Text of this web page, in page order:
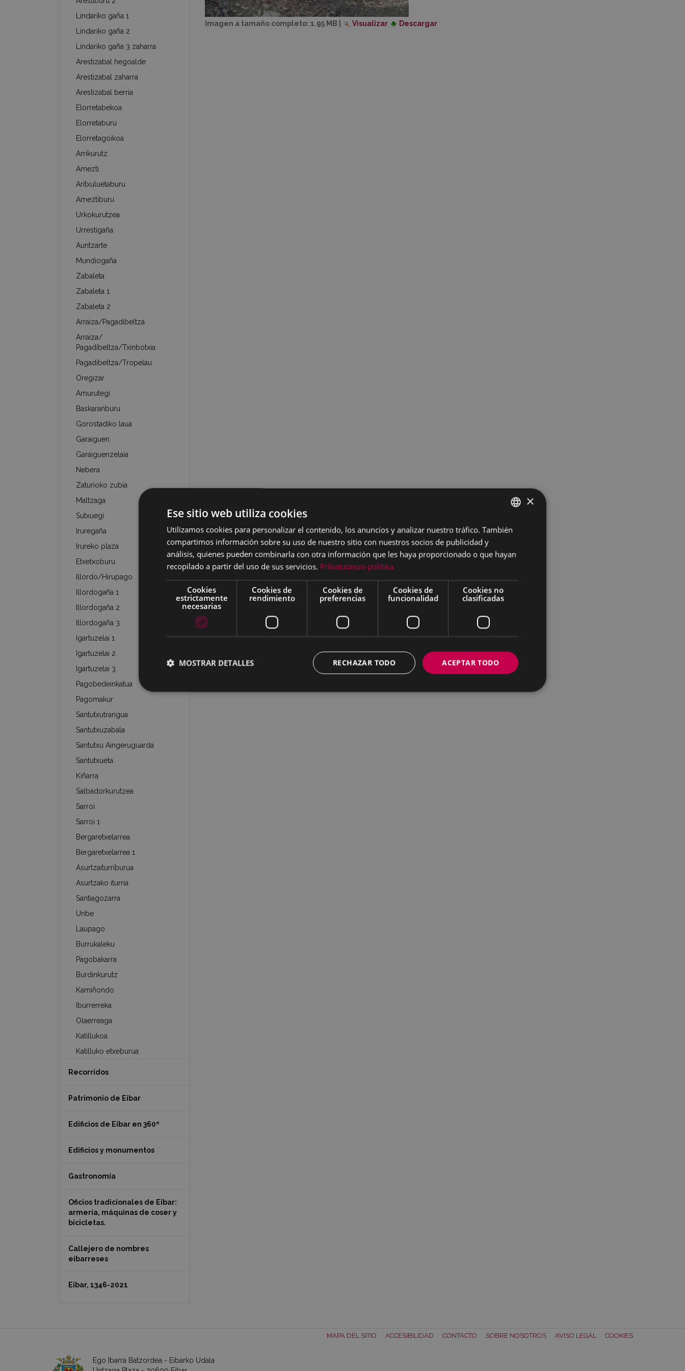
Imagen a tamaño completo: 1.95 MB Visualizar Descargar
Lindariko gaña 1
Lindariko gaña 2
Lindariko gaña 3 zaharra
Arestizabal hegoalde
Arestizabal zaharra
Arestizabal berria
Elorretabekoa
Elorretaburu
Elorretagoikoa
Arrikurutz
Amezti
Aritxuluetaburu
Ameztiburu
Urkokurutzea
Urrestigaña
Auntzarte
Mundiogaña
Zabaleta
Zabaleta 1
Zabaleta 2
Arraiza/Pagadibeltza
Arraiza/
Pagadibeltza/Txinbotxia
Pagadibeltza/Tropelau
Oregizar
Amurutegi
Baskaranburu
Gorostadiko laua
Garaiguen
Garaiguenzelaia
Nebera
Zaturioko zubia
Maltzaga
Sutxuegi
Iruregaña
Irureko plaza
Etxetxoburu
Illordo/Hirupago
Illordogaña 1
Illordogaña 2
Illordogaña 3
Igartuzelai 1
Igartuzelai 2
Igartuzelai 3
Pagobedeinkatua
Pagomakur
Santutxutrangua
Santutxuzabala
Santutxu Aingeruguarda
Santutxueta
Kiñarra
Salbadorkurutzea
Sarroi
Sarroi 1
Bergaretxelarrea
Bergaretxelarrea 1
Asurtzaiturriburua
Asurtzako iturria
Santiagozarra
Unbe
Laupago
Burrukaleku
Pagobakarra
Burdinkurutz
Kamiñondo
Iburrerreka
Olaerreaga
Katillukoa
Katilluko etxeburua
Recorridos
Patrimonio de Eibar
Edificios de Eibar en 360º
Edificios y monumentos
Gastronomía
Oficios tradicionales de Eibar:
armería, máquinas de coser y
bicicletas.
Callejero de nombres
eibarreses
Eibar, 1346-2021
MAPA DEL SITIO ACCESIBILIDAD CONTACTO SOBRE NOSOTROS AVISO LEGAL COOKIES
Ego Ibarra Batzordea - Eibarko Udala
BASQUE
×
Ese sitio web utiliza cookies
Utilizamos cookies para personalizar el contenido, los anuncios y analizar nuestro tráfico. También
compartimos información sobre su uso de nuestro sitio con nuestros socios de publicidad y
análisis, quienes pueden combinarla con otra información que les haya proporcionado o que hayan
recopilado a partir del uso de sus servicios. Pribatutasun-politika
Cookies
estrictamente
necesarias
Cookies de
rendimiento
Cookies de
preferencias
Cookies de
funcionalidad
Cookies no
clasificadas
ACEPTAR TODO
RECHAZAR TODO
MOSTRAR DETALLES